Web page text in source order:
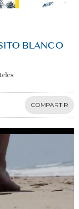
BLANCO
COMPARTIR